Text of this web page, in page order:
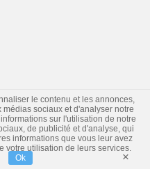
le contenu et les annonces,
sociaux et d'analyser notre
sur l'utilisation de notre
de publicité et d'analyse, qui
informations que vous leur avez
votre utilisation de leurs services.
Ok ×